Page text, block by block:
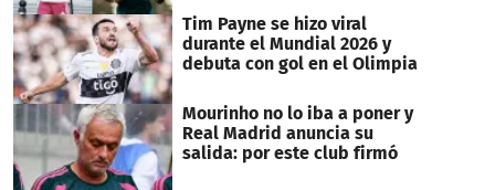
Tim Payne se hizo viral
durante el Mundial 2026 y
debuta con gol en el Olimpia
Mourinho no lo iba a poner y
Real Madrid anuncia su
salida: por este club firmó